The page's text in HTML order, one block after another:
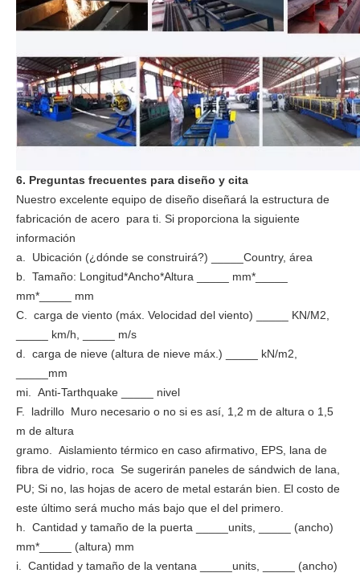
6. Preguntas frecuentes para diseño y cita
Nuestro excelente equipo de diseño diseñará la estructura de
fabricación de acero para ti. Si proporciona la siguiente
información
a. Ubicación (¿dónde se construirá?) _____Country, área
b. Tamaño: Longitud*Ancho*Altura _____ mm*_____
mm*_____ mm
C. carga de viento (máx. Velocidad del viento) _____ KN/M2,
_____ km/h, _____ m/s
d. carga de nieve (altura de nieve máx.) _____ kN/m2,
_____mm
mi. Anti-Tarthquake _____ nivel
F. ladrillo Muro necesario o no si es así, 1,2 m de altura o 1,5
m de altura
gramo. Aislamiento térmico en caso afirmativo, EPS, lana de
fibra de vidrio, roca Se sugerirán paneles de sándwich de lana,
PU; Si no, las hojas de acero de metal estarán bien. El costo de
este último será mucho más bajo que el del primero.
h. Cantidad y tamaño de la puerta _____units, _____ (ancho)
mm*_____ (altura) mm
i. Cantidad y tamaño de la ventana _____units, _____ (ancho)